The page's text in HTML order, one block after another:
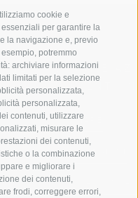
cookie e
per garantire la
la navigazione e, previo
potremmo
archiviare informazioni
limitati per la selezione
personalizzata,
personalizzata,
contenuti, utilizzare
misurare le
dei contenuti,
o la combinazione
e migliorare i
dei contenuti,
frodi, correggere errori,
SPORT E
MOMENTI
SCIARE
ESCURSIONI
ALTA